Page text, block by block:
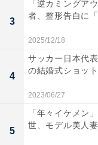
3
「逆カミングア
者、整形告白に
2025/12/18
4
サッカー日本代
の結婚式ショッ
2023/06/27
5
「年々イケメン
世、モデル美人